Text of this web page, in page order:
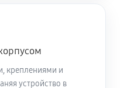
креплениями и
устройство в